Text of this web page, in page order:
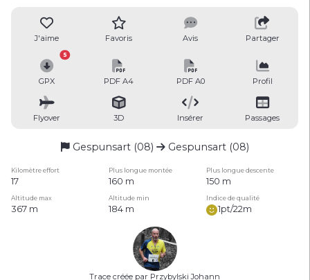
J'aime Favoris Avis Partager
GPX
5
PDF A4 PDF A0 Profil
Flyover 3D Insérer Passages
Gespunsart (08) Gespunsart (08)
Kilomètre effort Plus longue montée Plus longue descente
17 160 m 150 m
Altitude max Altitude min Indice de qualité
367 m 184 m 1pt/22m
Trace créée par Przybylski Johann